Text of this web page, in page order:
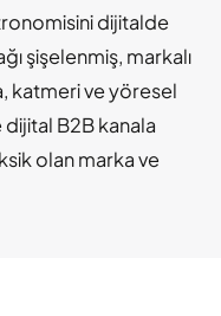
dijitalde
şişelenmiş, markalı
katmeri ve yöresel
dijital B2B kanala
olan marka ve